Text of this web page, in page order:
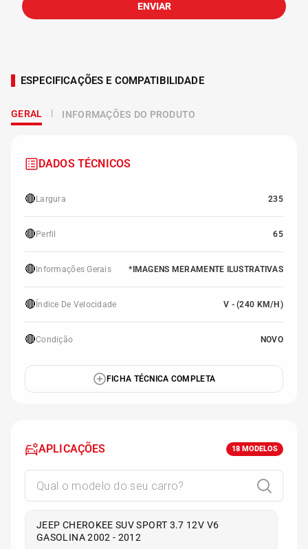
ENVIAR
ESPECIFICAÇÕES E COMPATIBILIDADE
GERAL INFORMAÇÕES DO PRODUTO
DADOS TÉCNICOS
🔴 Largura 235
🔴 Perfil 65
🔴 Informações Gerais *IMAGENS MERAMENTE ILUSTRATIVAS
🔴 Índice De Velocidade V - (240 KM/H)
🔴Condição NOVO
FICHA TÉCNICA COMPLETA
APLICAÇÕES 18 MODELOS
JEEP CHEROKEE SUV SPORT 3.7 12V V6
GASOLINA 2002 - 2012